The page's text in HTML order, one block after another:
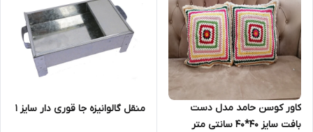
کاور کوسن حامد مدل دست
بافت سایز 40*40 سانتی متر
منقل گالوانیزه جا قوری دار سایز 1